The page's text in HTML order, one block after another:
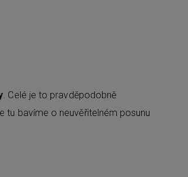
. Celé je to pravděpodobně
tu bavíme o neuvěřitelném posunu